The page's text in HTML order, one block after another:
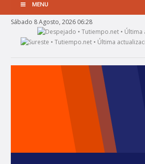
MENU
Sábado 8 Agosto, 2026 06:28